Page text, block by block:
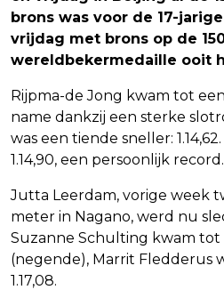
brons was voor de 17-
vrijdag met brons op de
wereldbekermedaille ooit
Rijpma-de Jong kwam tot een
name dankzij een sterke
was een tiende sneller:
1.14,90, een persoonlijk record.
Jutta Leerdam, vorige week
meter in Nagano, werd nu
Suzanne Schulting kwam tot
(negende), Marrit Fledderus
1.17,08.